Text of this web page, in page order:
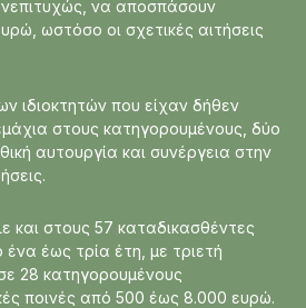
να αποσπάσουν
ωστόσο οι σχετικές αιτήσεις
ιδιοκτητών που είχαν δήθεν
στους κατηγορουμένους, δύο
αυτουργία και συνέργεια στην
και στους 57 καταδικασθέντες
έως τρία έτη, με τριετή
28 κατηγορουμένους
ποινές από 500 έως 8.000 ευρώ.